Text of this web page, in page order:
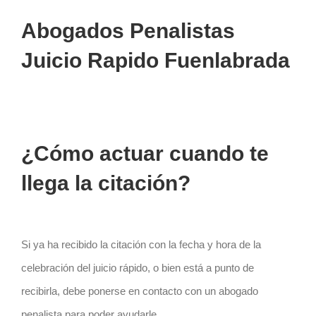
Abogados Penalistas
Juicio Rapido Fuenlabrada
¿Cómo actuar cuando te
llega la citación?
Si ya ha recibido la citación con la fecha y hora de la
celebración del juicio rápido, o bien está a punto de
recibirla, debe ponerse en contacto con un abogado